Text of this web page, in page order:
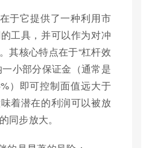
于它提供了一种利用市
工具，并可以作为对冲
其核心特点在于“杠杆效
小部分保证金（通常是
）即可控制面值远大于
着潜在的利润可以被放
同步放大。